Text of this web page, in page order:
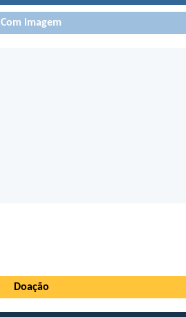
Com imagem
Doação